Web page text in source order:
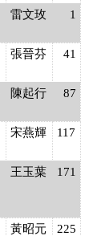
雷文玫 1
張晉芬 41
陳起行 87
宋燕輝 117
王玉葉 171
黃昭元 225